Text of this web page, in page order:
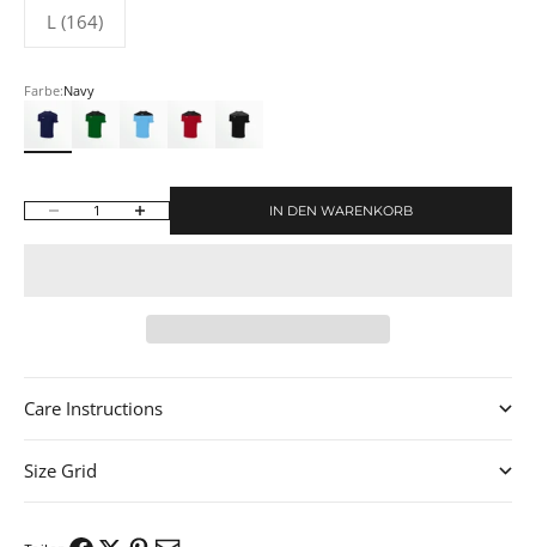
L (164)
Farbe:Navy
Navy Green/BlackSky Blue/Black
Red/BlackBlack/Dark Grey
Anzahl verringernAnzahl erhöhen IN DEN WARENKORB
Care Instructions
Size Grid